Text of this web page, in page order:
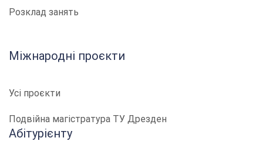
Розклад занять
Міжнародні проєкти
Усі проєкти
Подвійна магістратура ТУ Дрезден
Абітурієнту